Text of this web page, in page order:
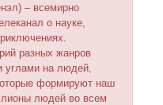
– всемирно
о науке,
разных жанров
углами на людей,
формируют наш
людей во всем